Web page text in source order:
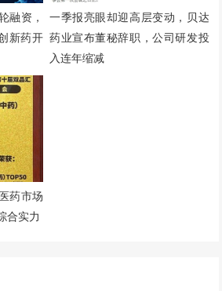
融资，
新药开
一季报亮眼却迎高层变动，贝达
药业宣布董秘辞职，公司研发投
入连年缩减
药市场
合实力